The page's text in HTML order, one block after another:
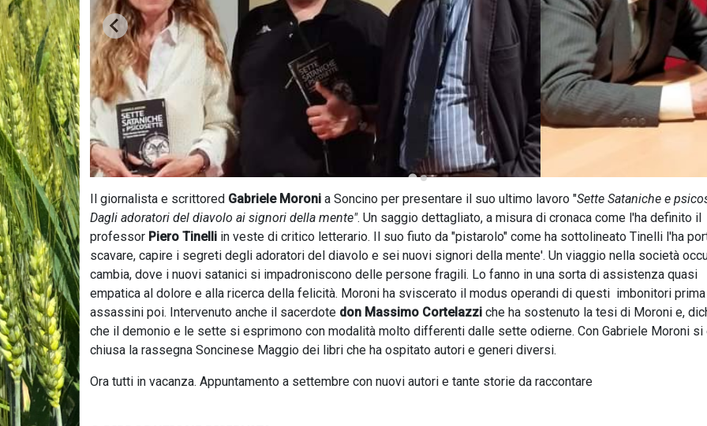
Il giornalista e scrittored Gabriele Moroni a Soncino per presentare il suo ultimo lavoro "Sette Sataniche e
Dagli adoratori del diavolo ai signori della mente". Un saggio dettagliato, a misura di cronaca come l'ha definito il
professor Piero Tinelli in veste di critico letterario. Il suo fiuto da "pistarolo" come ha sottolineato Tinelli l'ha
scavare, capire i segreti degli adoratori del diavolo e sei nuovi signori della mente'. Un viaggio nella società
cambia, dove i nuovi satanici si impadroniscono delle persone fragili. Lo fanno in una sorta di assistenza quasi
empatica al dolore e alla ricerca della felicità. Moroni ha sviscerato il modus operandi di questi imbonitori prima
assassini poi. Intervenuto anche il sacerdote don Massimo Cortelazzi che ha sostenuto la tesi di Moroni e,
che il demonio e le sette si esprimono con modalità molto differenti dalle sette odierne. Con Gabriele Moroni si
chiusa la rassegna Soncinese Maggio dei libri che ha ospitato autori e generi diversi.
Ora tutti in vacanza. Appuntamento a settembre con nuovi autori e tante storie da raccontare